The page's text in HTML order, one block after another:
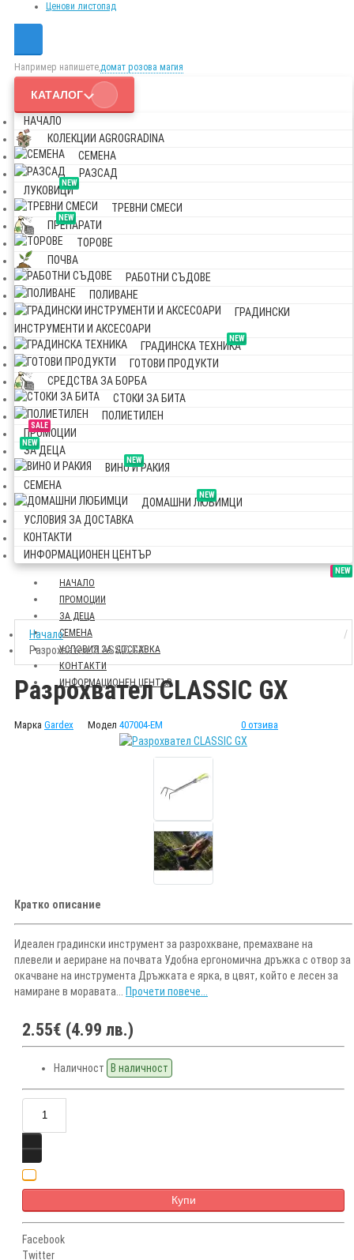
Ценови листопад
Например напишете,домат розова магия
КАТАЛОГ
НАЧАЛО
КОЛЕКЦИИ AGROGRADINA
СЕМЕНА
РАЗСАД
NEW
ЛУКОВИЦИ
ТРЕВНИ СМЕСИ
NEW
ПРЕПАРАТИ
ТОРОВЕ
ПОЧВА
РАБОТНИ СЪДОВЕ
ПОЛИВАНЕ
ГРАДИНСКИ
ИНСТРУМЕНТИ И АКСЕСОАРИ
NEW
ГРАДИНСКА ТЕХНИКА
ГОТОВИ ПРОДУКТИ
СРЕДСТВА ЗА БОРБА
СТОКИ ЗА БИТА
ПОЛИЕТИЛЕН
SALE
ПРОМОЦИИ
NEW
ЗА ДЕЦА
NEW
ВИНО И РАКИЯ
СЕМЕНА
NEW
ДОМАШНИ ЛЮБИМЦИ
УСЛОВИЯ ЗА ДОСТАВКА
КОНТАКТИ
ИНФОРМАЦИОНЕН ЦЕНТЪР
НАЧАЛО
SALE
ПРОМОЦИИ
NEW
ЗА ДЕЦА
СЕМЕНА
УСЛОВИЯ ЗА ДОСТАВКА
КОНТАКТИ
ИНФОРМАЦИОНЕН ЦЕНТЪР
Начало
Разрохвател CLASSIC GX
Разрохвател CLASSIC GX
Марка Gardex Модел 407004-EM 0 отзива
Кратко описание
Идеален градински инструмент за разрохкване, премахване на
плевели и аериране на почвата Удобна ергономична дръжка с отвор за
окачване на инструмента Дръжката е ярка, в цвят, който е лесен за
намиране в моравата... Прочети повече...
2.55€ (4.99 лв.)
Наличност В наличност
Купи
Facebook
Twitter